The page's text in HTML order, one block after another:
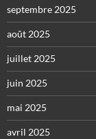
septembre 2025
août 2025
juillet 2025
juin 2025
mai 2025
avril 2025